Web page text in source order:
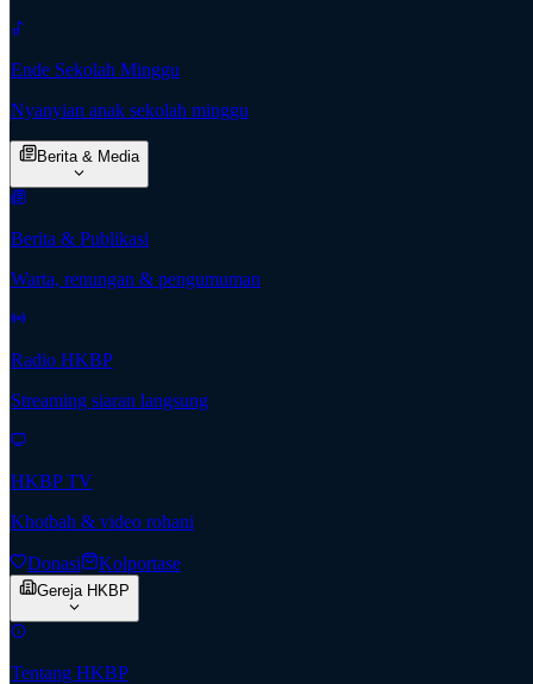
Ende Sekolah Minggu
Nyanyian anak sekolah minggu
Berita & Media
Berita & Publikasi
Warta, renungan & pengumuman
Radio HKBP
Streaming siaran langsung
HKBP TV
Khotbah & video rohani
Donasi Kolportase
Gereja HKBP
Tentang HKBP